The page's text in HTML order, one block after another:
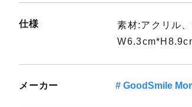
仕様
素材:アクリル
メーカー GoodSmile